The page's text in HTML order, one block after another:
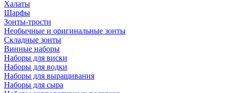
Халаты
Шарфы
Зонты-трости
Необычные и оригинальные зонты
Складные зонты
Винные наборы
Наборы для виски
Наборы для водки
Наборы для выращивания
Наборы для сыра